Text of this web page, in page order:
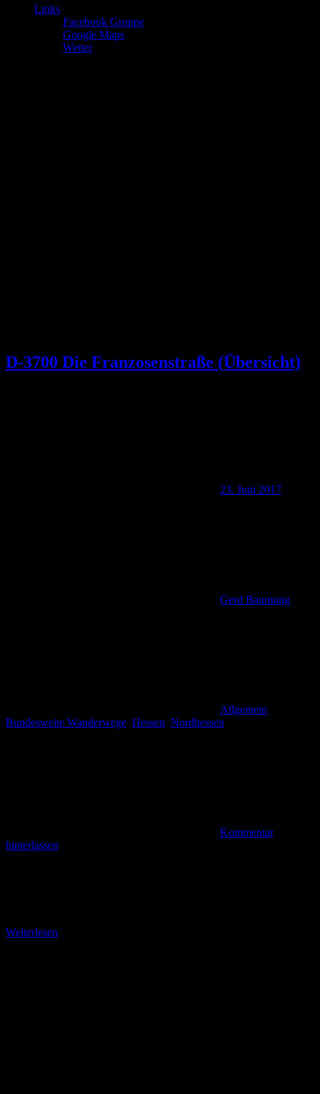
Links
Facebook Gruppe
Google Maps
Wetter
D-3700 Die Franzosenstraße (Übersicht)
23. Juni 2017
Gerd Baumung
Allgemein
Bundesweite Wanderwege Hessen Nordhessen
Kommentar
hinterlassen
Weiterlesen